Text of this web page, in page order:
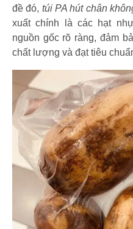
đề đó, túi PA hút chân
xuất chính là các hạt
nguồn gốc rõ ràng, đảm
chất lượng và đạt tiêu